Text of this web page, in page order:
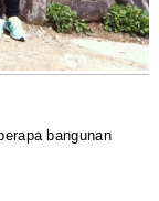
bangunan